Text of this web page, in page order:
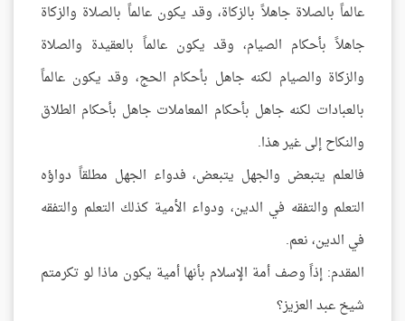
عالماً بالصلاة جاهلاً بالزكاة، وقد يكون عالماً بالصلاة والزكاة
جاهلاً بأحكام الصيام، وقد يكون عالماً بالعقيدة والصلاة
والزكاة والصيام لكنه جاهل بأحكام الحج، وقد يكون عالماً
بالعبادات لكنه جاهل بأحكام المعاملات جاهل بأحكام الطلاق
والنكاح إلى غير هذا.
فالعلم يتبعض والجهل يتبعض، فدواء الجهل مطلقاً دواؤه
التعلم والتفقه في الدين، ودواء الأمية كذلك التعلم والتفقه
في الدين، نعم.
المقدم: إذاً وصف أمة الإسلام بأنها أمية يكون ماذا لو تكرمتم
شيخ عبد العزيز؟